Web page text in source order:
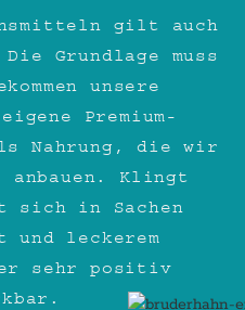
gilt auch
Grundlage muss
unsere
Premium-
Nahrung, die wir
Klingt
sich in Sachen
und leckerem
sehr positiv